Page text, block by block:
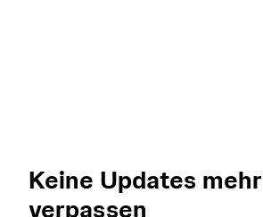
Keine Updates mehr
verpassen